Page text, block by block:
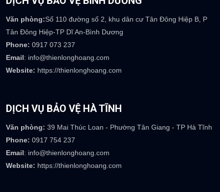
Phone:
0922 236 777
Email: info@thienlonghoang.com
Website:https://thienlonghoang.com
DỊCH VỤ BẢO VỆ BÌNH DƯƠNG
Tân Đông Hiệp-TP Dĩ An-Bình Dương
Phone:
0917 073 237
Email: info@thienlonghoang.com
Website:https://thienlonghoang.com